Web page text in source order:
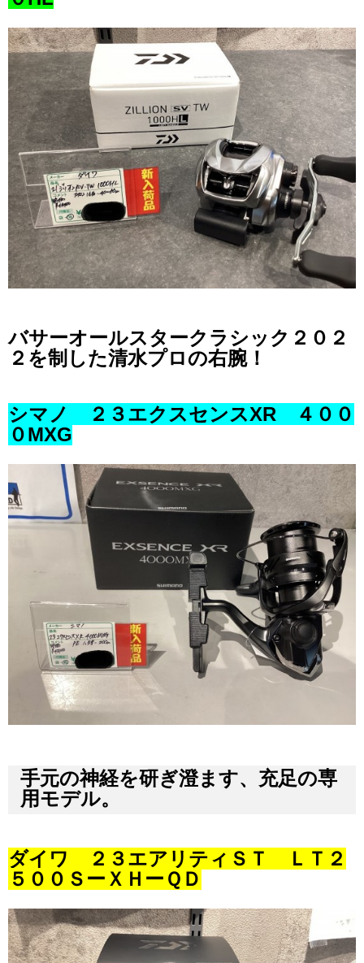
バサーオールスタークラシック２０２
２を制した清水プロの右腕！
シマノ ２３エクスセンスXR ４００
０MXG
手元の神経を研ぎ澄ます、充足の専
用モデル。
ダイワ ２３エアリティＳＴ ＬＴ２
５００ＳーＸＨーＱＤ